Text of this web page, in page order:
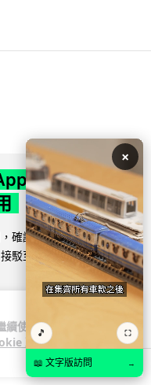
續使用
政
生態 中國
確認中國大陸合資格
駁至 Siri 及寫... 閱讀
×
🎵 ⛶
📖 文字版訪問 →